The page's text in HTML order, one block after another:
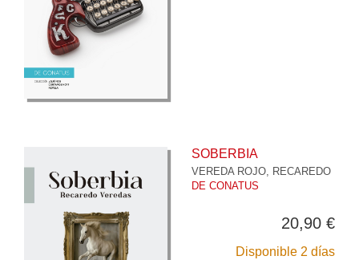
SOBERBIA
VEREDA ROJO, RECAREDO
DE CONATUS
20,90 €
Disponible 2 días